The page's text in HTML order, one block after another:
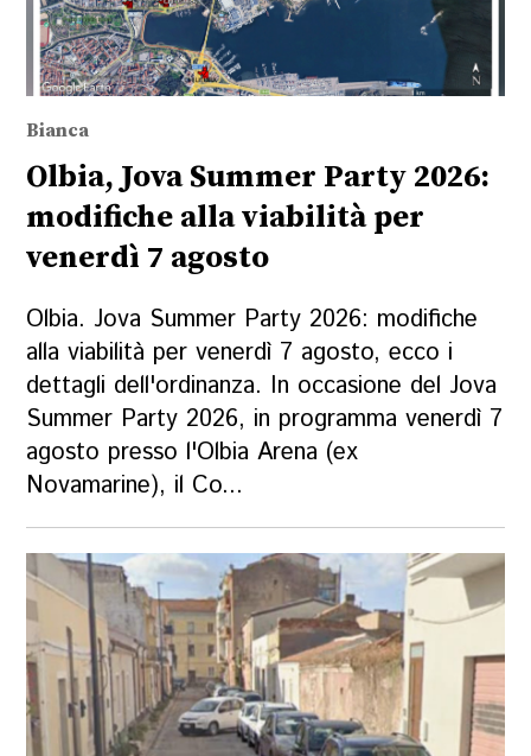
Bianca
Olbia, Jova Summer Party 2026:
modifiche alla viabilità per
venerdì 7 agosto
Olbia. Jova Summer Party 2026: modifiche
alla viabilità per venerdì 7 agosto, ecco i
dettagli dell'ordinanza. In occasione del Jova
Summer Party 2026, in programma venerdì 7
agosto presso l'Olbia Arena (ex
Novamarine), il Co...